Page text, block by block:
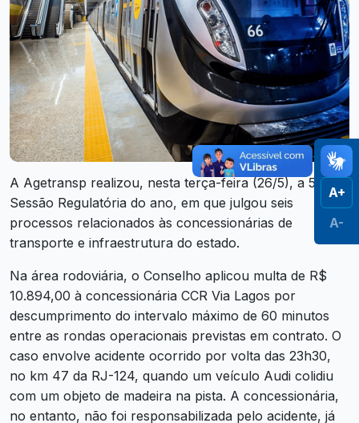
A Agetransp realizou, nesta terça-feira (26/5), a 5ª
Sessão Regulatória do ano, em que julgou seis
processos relacionados às concessionárias de
transporte e infraestrutura do estado.
Na área rodoviária, o Conselho aplicou multa de R$
10.894,00 à concessionária CCR Via Lagos por
descumprimento do intervalo máximo de 60 minutos
entre as rondas operacionais previstas em contrato. O
caso envolve acidente ocorrido por volta das 23h30,
no km 47 da RJ-124, quando um veículo Audi colidiu
com um objeto de madeira na pista. A concessionária,
no entanto, não foi responsabilizada pelo acidente, já
A+
A-